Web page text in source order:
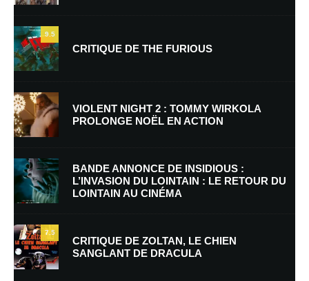
Nom*
E-mail
Enregistrer mon nom, mon e-mail et mon site dans le navigateur pour
mon prochain commentaire.
Prévenez-moi de tous les nouveaux commentaires par e-mail.
Prévenez-moi de tous les nouveaux articles par e-mail.
9.5
CRITIQUE DE THE FURIOUS
VIOLENT NIGHT 2 : TOMMY WIRKOLA
PROLONGE NOËL EN ACTION
BANDE ANNONCE DE INSIDIOUS :
L’INVASION DU LOINTAIN : LE RETOUR DU
LOINTAIN AU CINÉMA
7.5
CRITIQUE DE ZOLTAN, LE CHIEN
SANGLANT DE DRACULA